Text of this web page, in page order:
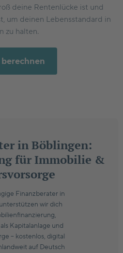
deine Rentenlücke ist und
um deinen Lebensstandard in
zu halten.
in Böblingen:
für Immobilie &
Finanzberater in
wir dich
Kapitalanlage und
– kostenlos, digital
auf Deutsch